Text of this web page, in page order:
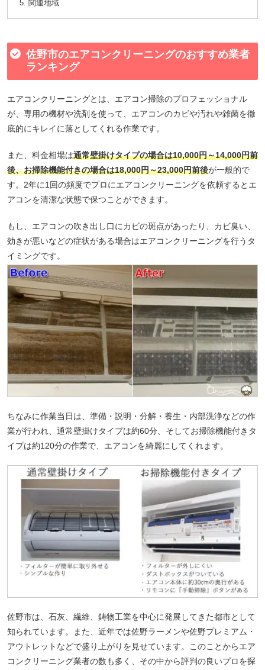
関連地域
佐野市のエアコンクリーニングのおすすめ業者
ランキング
エアコンクリーニングとは、エアコン掃除のプロフェッショナル
が、専用の機材や洗剤を使って、エアコンのカビや汚れや雑菌を徹
底的にキレイに落としてくれる作業です。
また、料金相場は通常壁掛けタイプの場合は10,000円～14,000円前
後、お掃除機能付きの場合は18,000円～23,000円前後が一般的で
す。2年に1回の頻度でプロにエアコンクリーニングを依頼するとエ
アコンを清潔な状態で保つことができます。
もし、エアコンの吹き出し口にカビの斑点があったり、カビ臭い、
効きが悪いなどの症状がある場合はエアコンクリーニングを行うタ
イミングです。
ちなみに作業当日は、準備・説明・分解・養生・内部洗浄などの作
業が行われ、通常壁掛けタイプは約60分、そしてお掃除機能付きタ
イプは約120分の作業で、エアコンを綺麗にしてくれます。
佐野市は、石灰、繊維、鋳物工業を中心に発展してきた都市として
知られています。また、近年では佐野ラーメンや佐野プレミアム・
アウトレットなどで盛り上がりを見せています。このことからエア
コンクリーニング業者の数も多く、その中から評判の良いプロを探